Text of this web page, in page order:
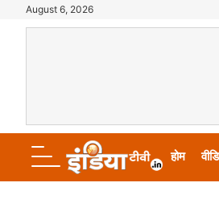
August 6, 2026
होम